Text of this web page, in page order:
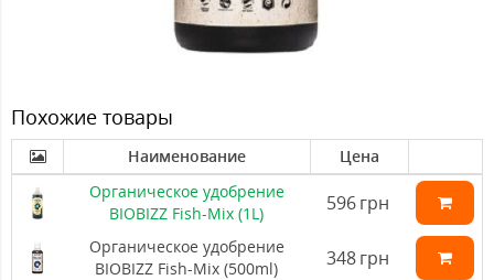
Похожие товары
Наименование
Цена
Органическое удобрение
BIOBIZZ Fish-Mix (1L)
596 грн
Органическое удобрение
BIOBIZZ Fish-Mix (500ml)
348 грн